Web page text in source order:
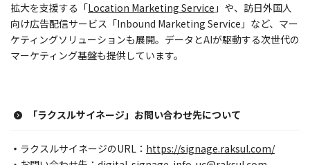
拡大を支援する「Location Marketing Service 」や、訪日外国人
向け広告配信サービス「Inbound Marketing Service」など、マー
ケティングソリューションも展開。データとAIが駆動する次世代の
マーケティング基盤も提供しています。
「ラクスルサイネージ」お問い合わせ先について
・ ラクスルサイネージのURL： https://signage.raksul.com/